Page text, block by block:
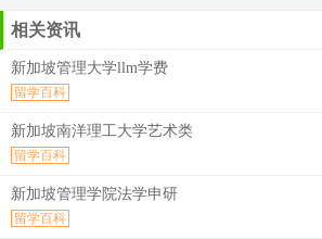
相关资讯
新加坡管理大学llm学费
留学百科
新加坡南洋理工大学艺术类
留学百科
新加坡管理学院法学申研
留学百科